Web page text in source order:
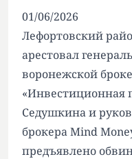
01/06/2026
Лефортовский
арестовал
воронежской
«Инвестиционная
Седушкина и
брокера Mind
предъявлено